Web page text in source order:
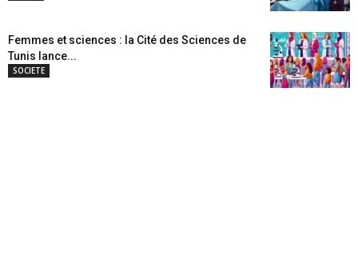
Femmes et sciences : la Cité des Sciences de
Tunis lance...
SOCIETE